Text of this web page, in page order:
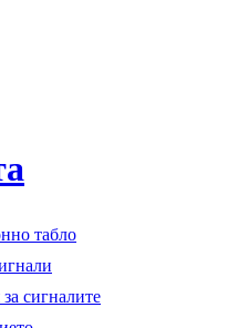
табло
сигналите